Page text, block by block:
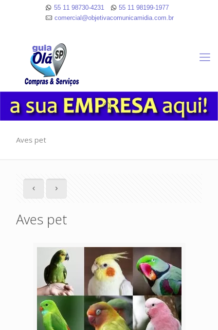
55 11 98730-4231
55 11 98199-1977
comercial@objetivacomunicamidia.com.br
Aves pet
Aves pet